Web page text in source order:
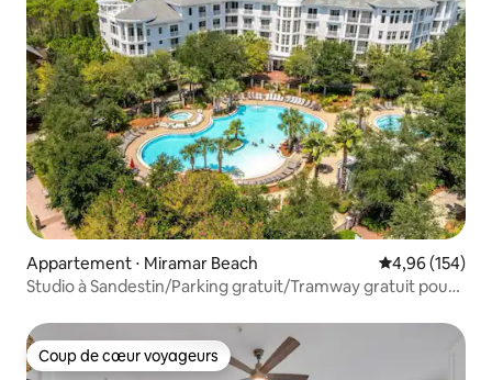
Appartement ⋅ Miramar Beach Évaluation
4,96 (154)
Studio à Sandestin/Parking gratuit/Tramway gratuit pour
Coup de cœur voyageurs
Coup de cœur voyageurs